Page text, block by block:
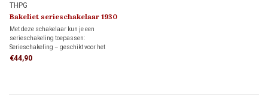
THPG
Bakeliet serieschakelaar 1930
Met deze schakelaar kun je een
serieschakeling toepassen:
Serieschakeling – geschikt voor het
onafhankelijk schakelen van twee
€44,90